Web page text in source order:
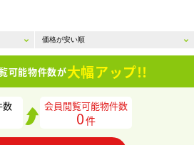
可能物件数が大幅アップ!!
数 会員閲覧可能物件数
0件